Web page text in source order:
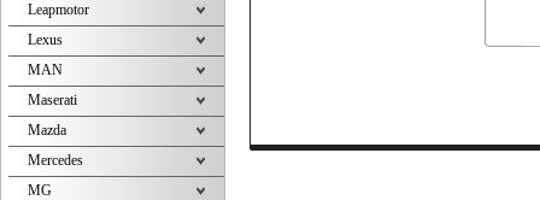
Leapmotor
Lexus
MAN
Maserati
Mazda
Mercedes
MG